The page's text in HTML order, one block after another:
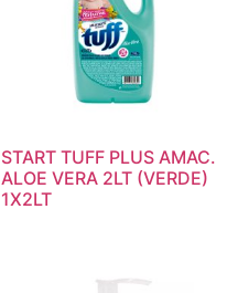
START TUFF PLUS AMAC.
ALOE VERA 2LT (VERDE)
1X2LT